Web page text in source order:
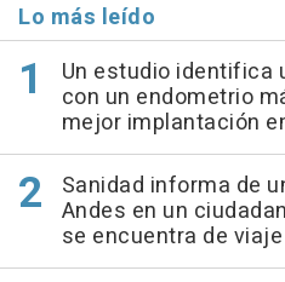
Lo más leído
Un estudio identifica
con un endometrio
mejor implantación
Sanidad informa de
Andes en un
se encuentra de